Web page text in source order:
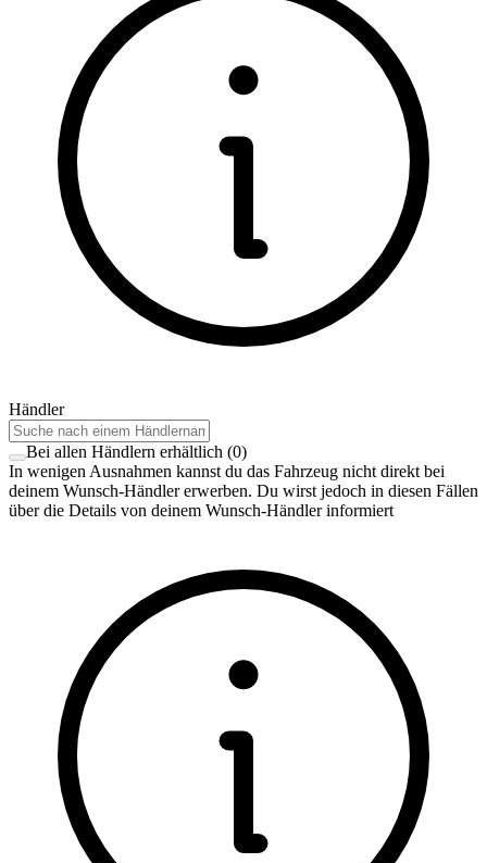
Händler
Bei allen Händlern erhältlich (0)
In wenigen Ausnahmen kannst du das Fahrzeug nicht direkt bei
deinem Wunsch-Händler erwerben. Du wirst jedoch in diesen Fällen
über die Details von deinem Wunsch-Händler informiert